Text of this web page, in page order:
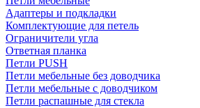
Адаптеры и подкладки
Комплектующие для петель
Ограничители угла
Ответная планка
Петли PUSH
Петли мебельные без доводчика
Петли мебельные с доводчиком
Петли распашные для стекла